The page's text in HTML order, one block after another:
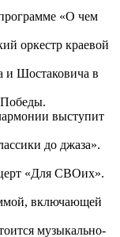
«О чем
оркестр краевой
и Шостаковича в
выступит
до джаза».
«Для СВОих».
включающей
музыкально-